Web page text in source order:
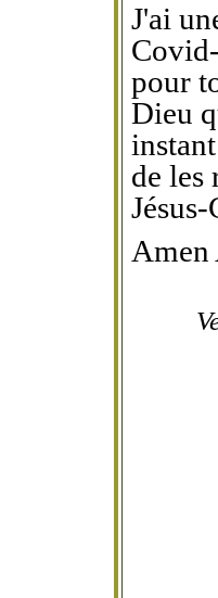
J'ai
pour
Dieu
de les
Amen